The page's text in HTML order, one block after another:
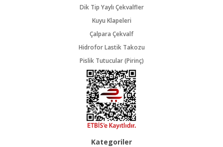
Dik Tip Yaylı Çekvalfler
Kuyu Klapeleri
Çalpara Çekvalf
Hidrofor Lastik Takozu
Pislik Tutucular (Pirinç)
Kategoriler